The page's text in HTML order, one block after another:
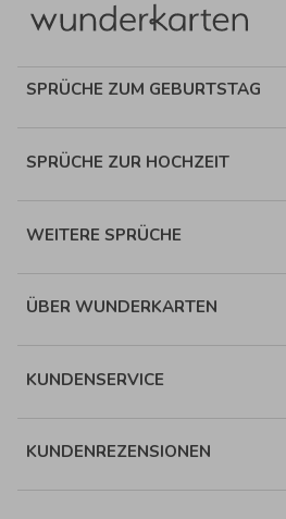
SPRÜCHE ZUM GEBURTSTAG
SPRÜCHE ZUR HOCHZEIT
WEITERE SPRÜCHE
ÜBER WUNDERKARTEN
KUNDENSERVICE
KUNDENREZENSIONEN